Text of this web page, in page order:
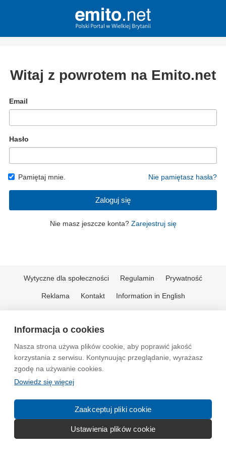
Informacja o cookies
Nasza strona używa plików cookie, aby poprawić jakość
korzystania z serwisu. Kontynuując przeglądanie, wyrażasz
zgodę na używanie cookies.
Dowiedz się więcej
Zaakceptuj pliki cookie
Ustawienia plików cookie
Witaj z powrotem na Emito.net
Email
Hasło
Pamiętaj mnie. Nie pamiętasz hasła?
Zaloguj się
Nie masz jeszcze konta? Zarejestruj się
Wytyczne dla społeczności Regulamin Prywatność
Reklama Kontakt Information in English